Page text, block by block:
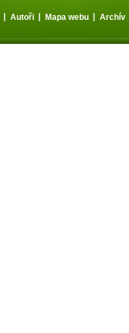
| Autoři | Mapa webu | Archív